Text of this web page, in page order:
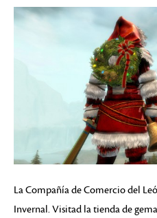
La Compañía de Comercio del
Invernal. Visitad la tienda de